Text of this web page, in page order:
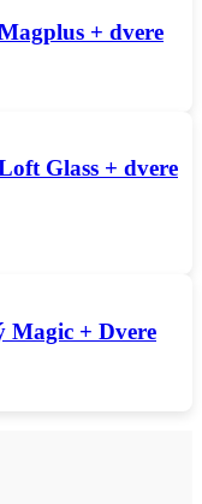
+ dvere
Glass + dvere
Magic + Dvere